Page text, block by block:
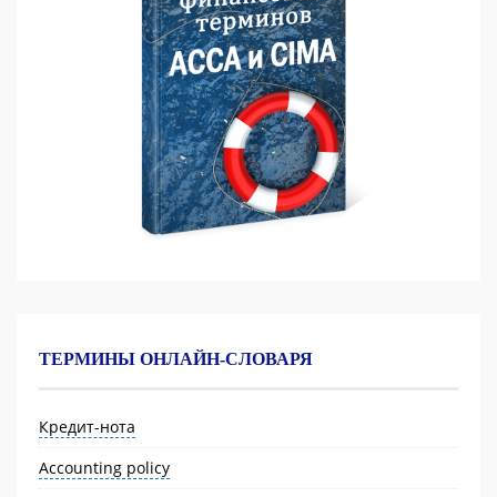
ТЕРМИНЫ ОНЛАЙН-СЛОВАРЯ
Кредит-нота
Accounting policy